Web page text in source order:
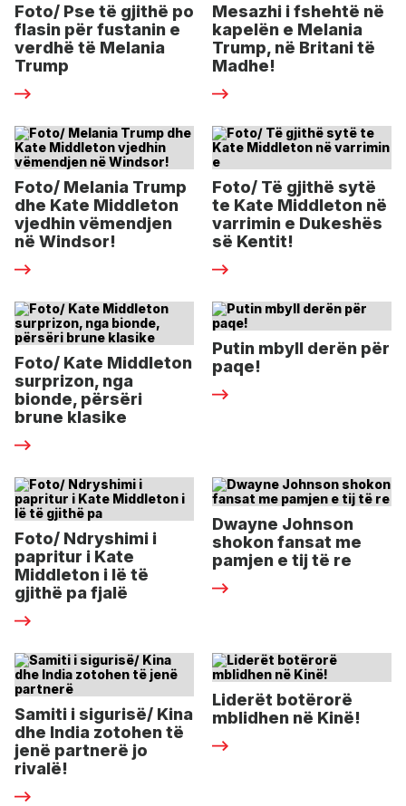
Foto/ Pse të gjithë po
flasin për fustanin e
verdhë të Melania
Trump
Mesazhi i fshehtë në
kapelën e Melania
Trump, në Britani të
Madhe!
Foto/ Melania Trump
dhe Kate Middleton
vjedhin vëmendjen
në Windsor!
Foto/ Të gjithë sytë
te Kate Middleton në
varrimin e Dukeshës
së Kentit!
Foto/ Kate Middleton
surprizon, nga
bionde, përsëri
brune klasike
Putin mbyll derën për
paqe!
Foto/ Ndryshimi i
papritur i Kate
Middleton i lë të
gjithë pa fjalë
Dwayne Johnson
shokon fansat me
pamjen e tij të re
Samiti i sigurisë/ Kina
dhe India zotohen të
jenë partnerë jo
rivalë!
Liderët botërorë
mblidhen në Kinë!